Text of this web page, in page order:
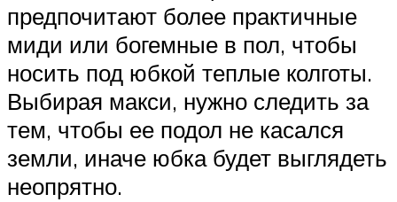
предпочитают более практичные
миди или богемные в пол, чтобы
носить под юбкой теплые колготы.
Выбирая макси, нужно следить за
тем, чтобы ее подол не касался
земли, иначе юбка будет выглядеть
неопрятно.